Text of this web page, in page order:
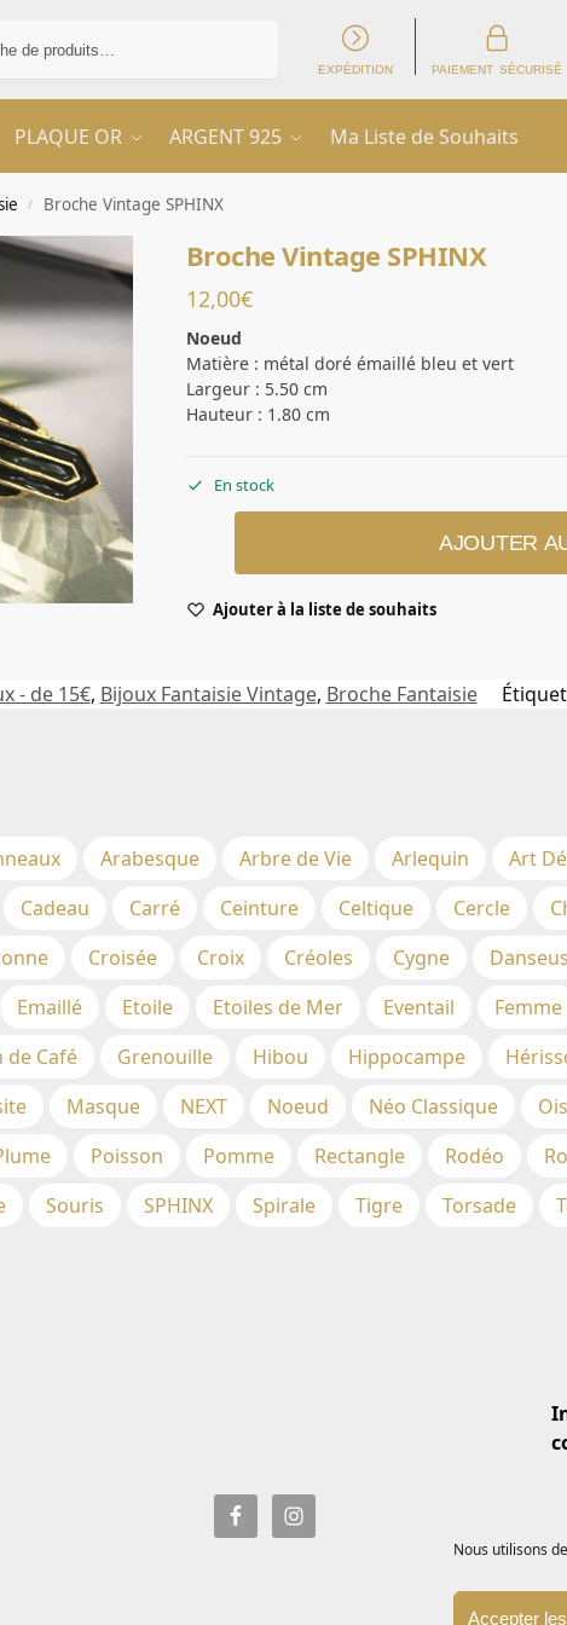
Nous utilisons
Accepter
EXPÉDITION PAIEMENT SÉCURISÉ
PLAQUE OR ARGENT 925 Ma Liste de Souhaits
/ Broche Vintage SPHINX
Broche Vintage SPHINX
12,00€
Noeud
Matière : métal doré émaillé bleu et vert
Largeur : 5.50 cm
Hauteur : 1.80 cm
En stock
AJOUTER
Ajouter à la liste de souhaits
- de 15€, Bijoux Fantaisie Vintage, Broche Fantaisie
Arabesque Arbre de Vie Arlequin Art
Cadeau Carré Ceinture Celtique Cercle
Croisée Croix Créoles Cygne
Emaillé Etoile Etoiles de Mer Eventail Femme
de Café Grenouille Hibou Hippocampe
Masque NEXT Noeud Néo Classique
Poisson Pomme Rectangle Rodéo
Souris SPHINX Spirale Tigre Torsade